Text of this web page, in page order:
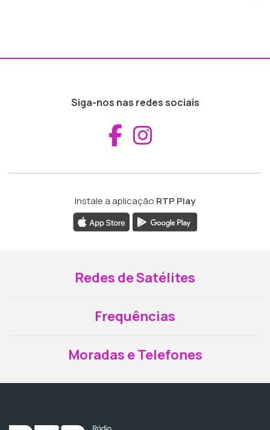
Siga-nos nas redes sociais
Aceder ao
Instale a aplicação RTP Play
Redes de Satélites
Frequências
Moradas e Telefones